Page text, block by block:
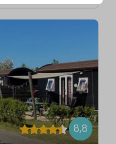
8,8